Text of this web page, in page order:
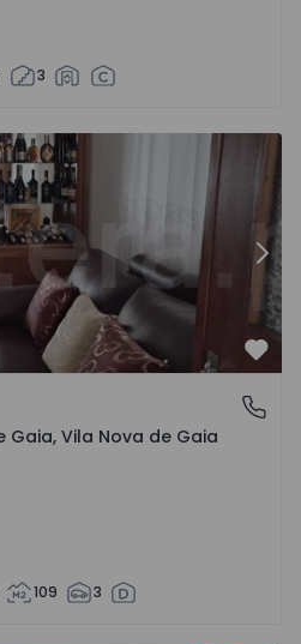
3
de Gaia, Pedroso e
Vila Nova de Gaia
Gaia, Vila Nova de Gaia
109 3